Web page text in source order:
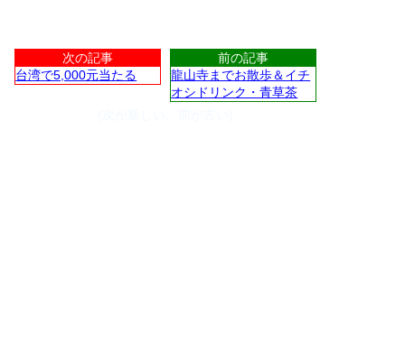
次の記事
台湾で5,000元当たる
前の記事
龍山寺までお散歩＆イチ
オシドリンク・青草茶